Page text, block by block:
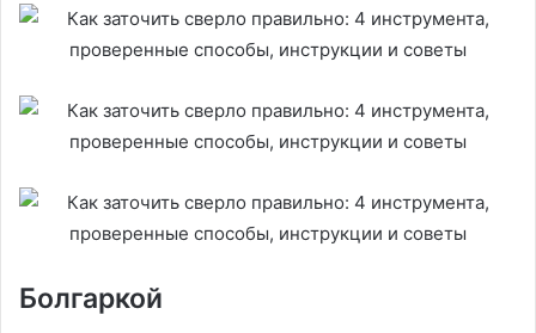
Болгаркой